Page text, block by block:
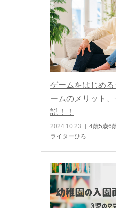
ゲームをはじめ
ームのメリット
説！！
2024.10.23 4歳5歳6
ライターひろ